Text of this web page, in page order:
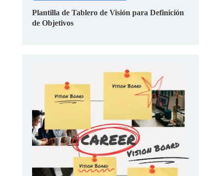
Plantilla de Tablero de Visión para Definición
de Objetivos